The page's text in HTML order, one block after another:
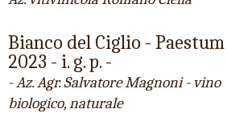
Bianco del Ciglio - Paestum
2023 - i. g. p. -
- Az. Agr. Salvatore Magnoni - vino
biologico, naturale